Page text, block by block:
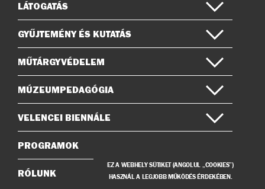
LÁTOGATÁS
GYŰJTEMÉNY ÉS KUTATÁS
MŰTÁRGYVÉDELEM
MÚZEUMPEDAGÓGIA
VELENCEI BIENNÁLE
PROGRAMOK
RÓLUNK
EZ A WEBHELY SÜTIKET (ANGOLUL „COOKIES”)
HASZNÁL A LEGJOBB MŰKÖDÉS ÉRDEKÉBEN.